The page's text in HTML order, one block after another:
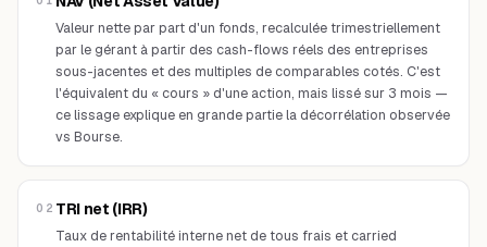
Valeur nette par part d'un fonds, recalculée trimestriellement
par le gérant à partir des cash-flows réels des entreprises
sous-jacentes et des multiples de comparables cotés. C'est
l'équivalent du « cours » d'une action, mais lissé sur 3 mois —
ce lissage explique en grande partie la décorrélation observée
vs Bourse.
02 TRI net (IRR)
Taux de rentabilité interne net de tous frais et carried